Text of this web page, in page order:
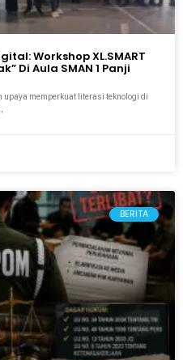
Workshop XL.SMART
Di Aula SMAN 1 Panji
upaya memperkuat literasi teknologi di
BERITA